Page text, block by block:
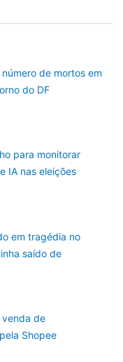
de mortos em
do DF
para monitorar
IA nas eleições
em tragédia no
saído de
venda de
Shopee